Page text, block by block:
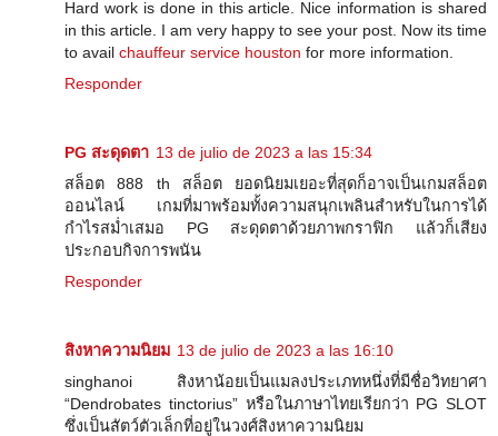
Hard work is done in this article. Nice information is shared
in this article. I am very happy to see your post. Now its time
to avail chauffeur service houston for more information.
Responder
PG สะดุดตา 13 de julio de 2023 a las 15:34
สล็อต 888 th สล็อต ยอดนิยมเยอะที่สุดก็อาจเป็นเกมสล็อต
ออนไลน์ เกมที่มาพร้อมทั้งความสนุกเพลินสำหรับในการได้
กำไรสม่ำเสมอ PG สะดุดตาด้วยภาพกราฟิก แล้วก็เสียง
ประกอบกิจการพนัน
Responder
สิงหาความนิยม 13 de julio de 2023 a las 16:10
singhanoi สิงหาน้อยเป็นแมลงประเภทหนึ่งที่มีชื่อวิทยาศา
“Dendrobates tinctorius” หรือในภาษาไทยเรียกว่า PG SLOT
ซึ่งเป็นสัตว์ตัวเล็กที่อยู่ในวงศ์สิงหาความนิยม